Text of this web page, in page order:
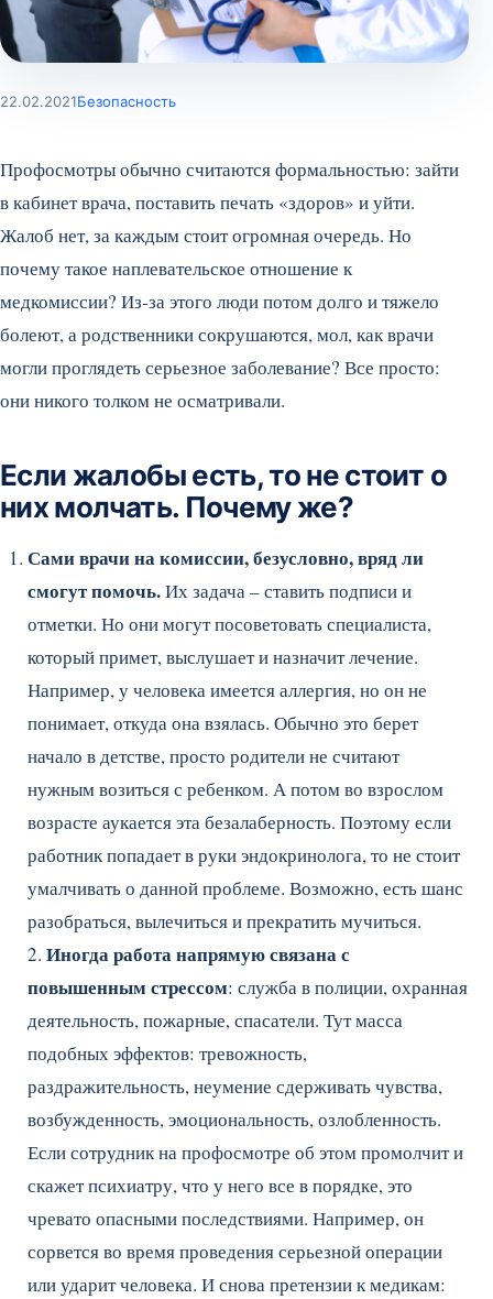
22.02.2021Безопасность
Профосмотры обычно считаются формальностью: зайти
в кабинет врача, поставить печать «здоров» и уйти.
Жалоб нет, за каждым стоит огромная очередь. Но
почему такое наплевательское отношение к
медкомиссии? Из-за этого люди потом долго и тяжело
болеют, а родственники сокрушаются, мол, как врачи
могли проглядеть серьезное заболевание? Все просто:
они никого толком не осматривали.
Если жалобы есть, то не стоит о
них молчать. Почему же?
Сами врачи на комиссии, безусловно, вряд ли
смогут помочь.Их задача – ставить подписи и
отметки. Но они могут посоветовать специалиста,
который примет, выслушает и назначит лечение.
Например, у человека имеется аллергия, но он не
понимает, откуда она взялась. Обычно это берет
начало в детстве, просто родители не считают
нужным возиться с ребенком. А потом во взрослом
возрасте аукается эта безалаберность. Поэтому если
работник попадает в руки эндокринолога, то не стоит
умалчивать о данной проблеме. Возможно, есть шанс
разобраться, вылечиться и прекратить мучиться.
2. Иногда работа напрямую связана с
повышенным стрессом: служба в полиции, охранная
деятельность, пожарные, спасатели. Тут масса
подобных эффектов: тревожность,
раздражительность, неумение сдерживать чувства,
возбужденность, эмоциональность, озлобленность.
Если сотрудник на профосмотре об этом промолчит и
скажет психиатру, что у него все в порядке, это
чревато опасными последствиями. Например, он
сорвется во время проведения серьезной операции
или ударит человека. И снова претензии к медикам: